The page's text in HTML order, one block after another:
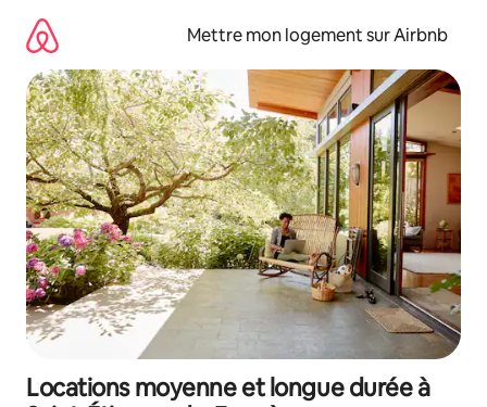
directement
contenu
Mettre mon logement sur Airbnb
Locations moyenne et longue durée à